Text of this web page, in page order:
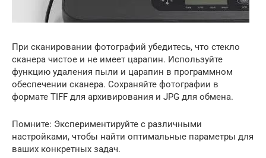
При сканировании фотографий убедитесь, что стекло
сканера чистое и не имеет царапин. Используйте
функцию удаления пыли и царапин в программном
обеспечении сканера. Сохраняйте фотографии в
формате TIFF для архивирования и JPG для обмена.
Помните: Экспериментируйте с различными
настройками, чтобы найти оптимальные параметры для
ваших конкретных задач.